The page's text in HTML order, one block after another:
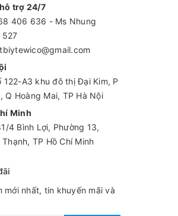
trợ 24/7
406 636 - Ms Nhung
122-A3 khu đô thị Đại Kim, P
Q Hoàng Mai, TP Hà Nội
Minh
4 Bình Lợi, Phường 13,
Thạnh, TP Hồ Chí Minh
mới nhất, tin khuyến mãi và